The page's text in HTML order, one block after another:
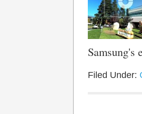
Filed Under: